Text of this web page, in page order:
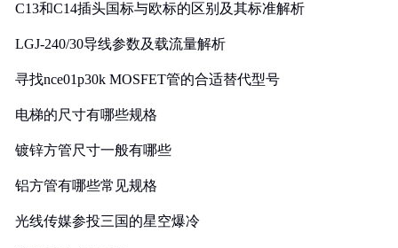
C13和C14插头国标与欧标的区别及其标准解析
LGJ-240/30导线参数及载流量解析
寻找nce01p30k MOSFET管的合适替代型号
电梯的尺寸有哪些规格
镀锌方管尺寸一般有哪些
铝方管有哪些常见规格
光线传媒参投三国的星空爆冷